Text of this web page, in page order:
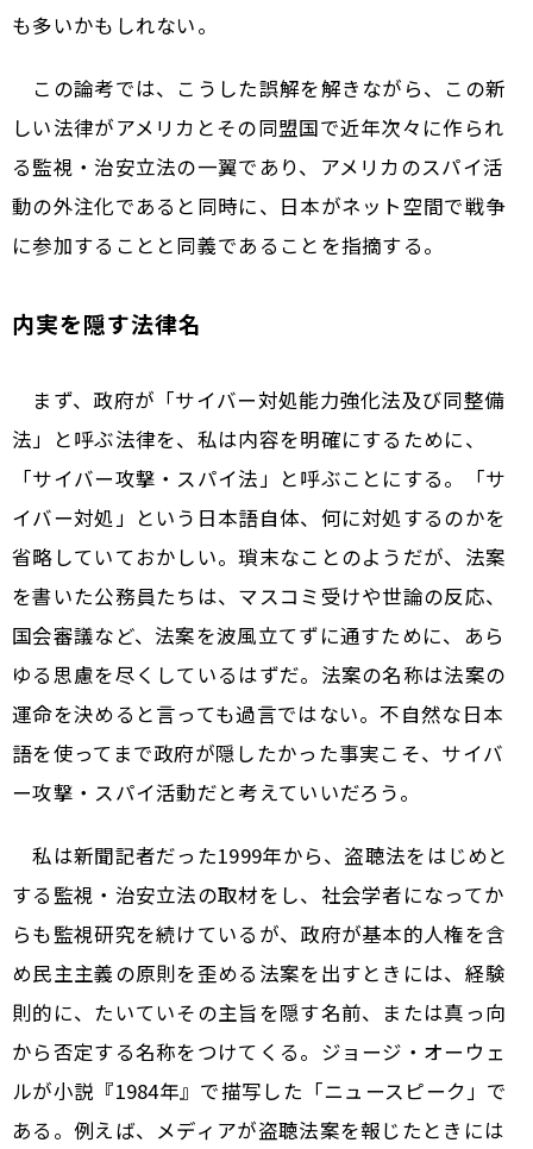
も多いかもしれない。
この論考では、こうした誤解を解きながら、この新
しい法律がアメリカとその同盟国で近年次々に作られ
る監視・治安立法の一翼であり、アメリカのスパイ活
動の外注化であると同時に、日本がネット空間で戦争
に参加することと同義であることを指摘する。
内実を隠す法律名
まず、政府が「サイバー対処能力強化法及び同整備
法」と呼ぶ法律を、私は内容を明確にするために、
「サイバー攻撃・スパイ法」と呼ぶことにする。「サ
イバー対処」という日本語自体、何に対処するのかを
省略していておかしい。瑣末なことのようだが、法案
を書いた公務員たちは、マスコミ受けや世論の反応、
国会審議など、法案を波風立てずに通すために、あら
ゆる思慮を尽くしているはずだ。法案の名称は法案の
運命を決めると言っても過言ではない。不自然な日本
語を使ってまで政府が隠したかった事実こそ、サイバ
ー攻撃・スパイ活動だと考えていいだろう。
私は新聞記者だった1999年から、盗聴法をはじめと
する監視・治安立法の取材をし、社会学者になってか
らも監視研究を続けているが、政府が基本的人権を含
め民主主義の原則を歪める法案を出すときには、経験
則的に、たいていその主旨を隠す名前、または真っ向
から否定する名称をつけてくる。ジョージ・オーウェ
ルが小説『1984年』で描写した「ニュースピーク」で
ある。例えば、メディアが盗聴法案を報じたときには